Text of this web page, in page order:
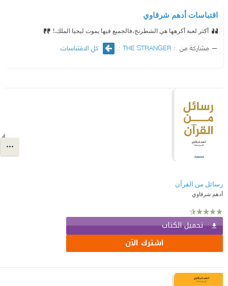
اقتباسات أدهم شرقاوي
أكثر لعبة أكرهها هي الشطرنج،فالجميع فيها يموت ليحيا الملك.!
مشاركة من .: THE STRANGER :. كل الاقتباسات
رسائل من القرآن
أدهم شرقاوي
تحميل الكتاب
اشترك الآن